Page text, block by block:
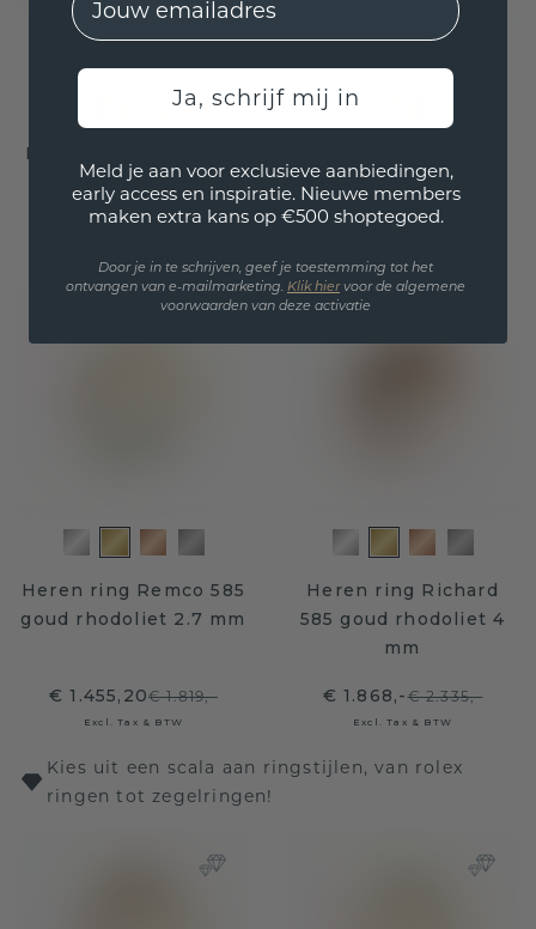
Heren ring Pavan 585
goud rhodoliet 5 mm
€ 2.188,-
goud rhodoliet 4 mm
€ 1.676,-
Heren ring Remco 585
goud rhodoliet 2.7 mm
€ 1.455,20€ 1.819,-
Excl. Tax & BTW
Heren ring Richard
585 goud rhodoliet 4
mm
€ 1.868,-€ 2.335,-
Excl. Tax & BTW
Kies uit een scala aan ringstijlen, van rolex
ringen tot zegelringen!
Ja, schrijf mij in
Meld je aan voor exclusieve aanbiedingen,
early access en inspiratie. Nieuwe members
maken extra kans op €500 shoptegoed.
Door je in te schrijven, geef je toestemming tot het
ontvangen van e-mailmarketing. Klik hiervoor de algemene
voorwaarden van deze activatie